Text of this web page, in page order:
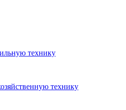
технику
технику